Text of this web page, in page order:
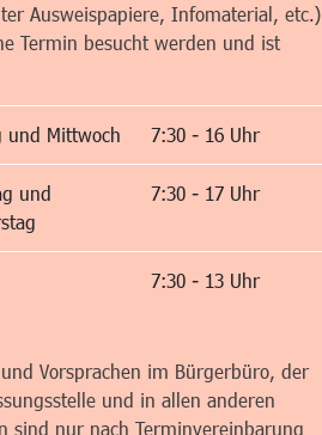
Ausweispapiere, Infomaterial, etc.)
Termin besucht werden und ist
und Mittwoch 7:30 - 16 Uhr
und
7:30 - 17 Uhr
7:30 - 13 Uhr
und Vorsprachen im Bürgerbüro, der
und in allen anderen
sind nur nach Terminvereinbarung